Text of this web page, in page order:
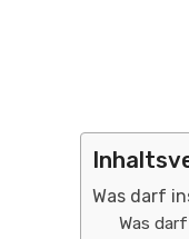
Was darf
Was